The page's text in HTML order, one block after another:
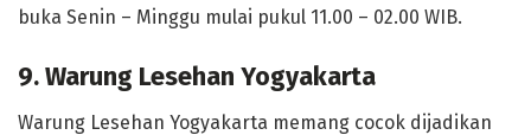
buka Senin – Minggu mulai pukul 11.00 – 02.00 WIB.
9. Warung Lesehan Yogyakarta
Warung Lesehan Yogyakarta memang cocok dijadikan